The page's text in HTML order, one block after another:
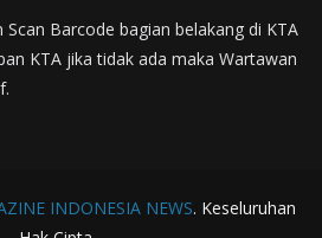
Barcode bagian belakang di KTA
KTA jika tidak ada maka Wartawan
INDONESIA NEWS. Keseluruhan